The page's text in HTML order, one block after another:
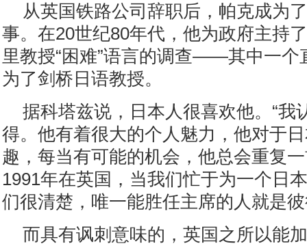
从英国铁路公司辞职后，帕克成为
事。在20世纪80年代，他为政府主持
里教授“困难”语言的调查——其中一个
为了剑桥日语教授。
据科塔兹说，日本人很喜欢他。“我
得。他有着很大的个人魅力，他对于
趣，每当有可能的机会，他总会重复
1991年在英国，当我们忙于为一个日
们很清楚，唯一能胜任主席的人就是彼
而具有讽刺意味的，英国之所以能